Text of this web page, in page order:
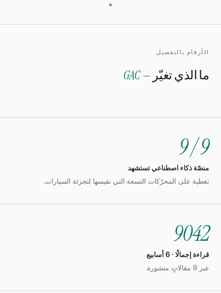
الأرقام بالتفصيل
ما الذي تغيّر —GAC
9 / 9
منصّة ذكاء اصطناعي تستشهد
تغطية على المحرّكات التسعة التي نقيسها لتجزئة السيارات.
9042
قراءة إجمالًا · 6 أسابيع
عبر 9 مقالاتٍ منشورة.